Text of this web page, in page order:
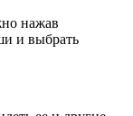
нажав
и выбрать